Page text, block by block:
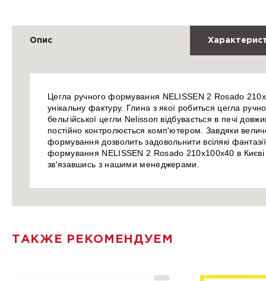
Опис
Цегла ручного формування NELISSEN 2 Rosado
унікальну фактуру. Глина з якої робиться цегла
бельгійської цегли Nelisson відбувається в печі
постійно контролюється комп'ютером. Завдяки
формування дозволить задовольнити всілякі
формування NELISSEN 2 Rosado 210x100x40 в
зв'язавшись з нашими менеджерами.
ТАКЖЕ РЕКОМЕНДУЕМ